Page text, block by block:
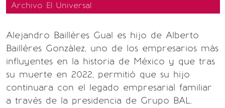
Archivo El Universal
Alejandro Baillères Gual es hijo de Alberto
Baillères González, uno de los empresarios más
influyentes en la historia de México y que tras
su muerte en 2022, permitió que su hijo
continuara con el legado empresarial familiar
a través de la presidencia de Grupo BAL.